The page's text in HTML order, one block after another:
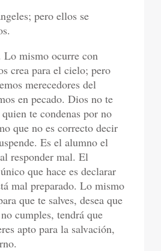
pero ellos se
Lo mismo ocurre con
crea para el cielo; pero
merecedores del
en pecado. Dios no te
te condenas por no
que no es correcto decir
Es el alumno el
responder mal. El
que hace es declarar
mal preparado. Lo mismo
que te salves, desea que
cumples, tendrá que
apto para la salvación,